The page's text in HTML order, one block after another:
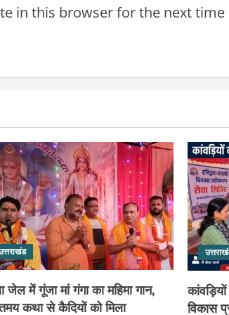
in this browser for the next
जेल में गूंजा मां गंगा का महिमा गान,
कथा से कैदियों को मिला
विकास